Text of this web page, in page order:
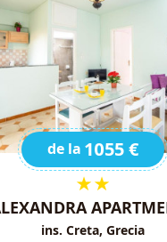
de la 1055 €
★★
ins. Creta, Grecia